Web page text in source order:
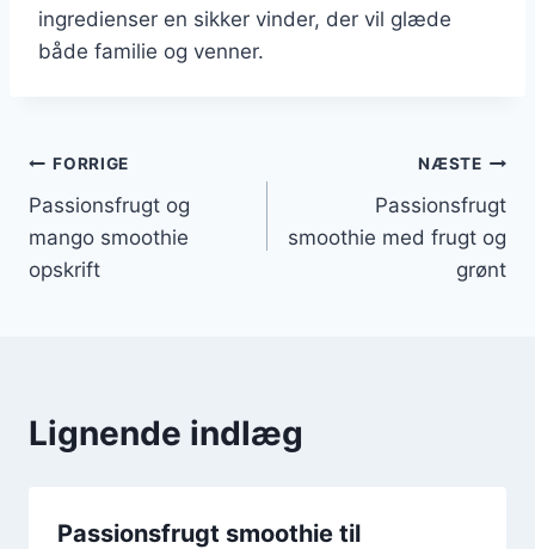
ingredienser en sikker vinder, der vil glæde
både familie og venner.
Indlægsnavigation
FORRIGE
Passionsfrugt og
mango smoothie
opskrift
NÆSTE
Passionsfrugt
smoothie med frugt og
grønt
Lignende indlæg
Passionsfrugt smoothie til